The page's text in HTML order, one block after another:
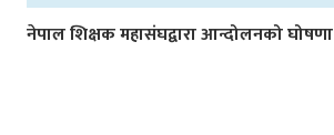
नेपाल शिक्षक महासंघद्वारा आन्दोलनको घोषणा